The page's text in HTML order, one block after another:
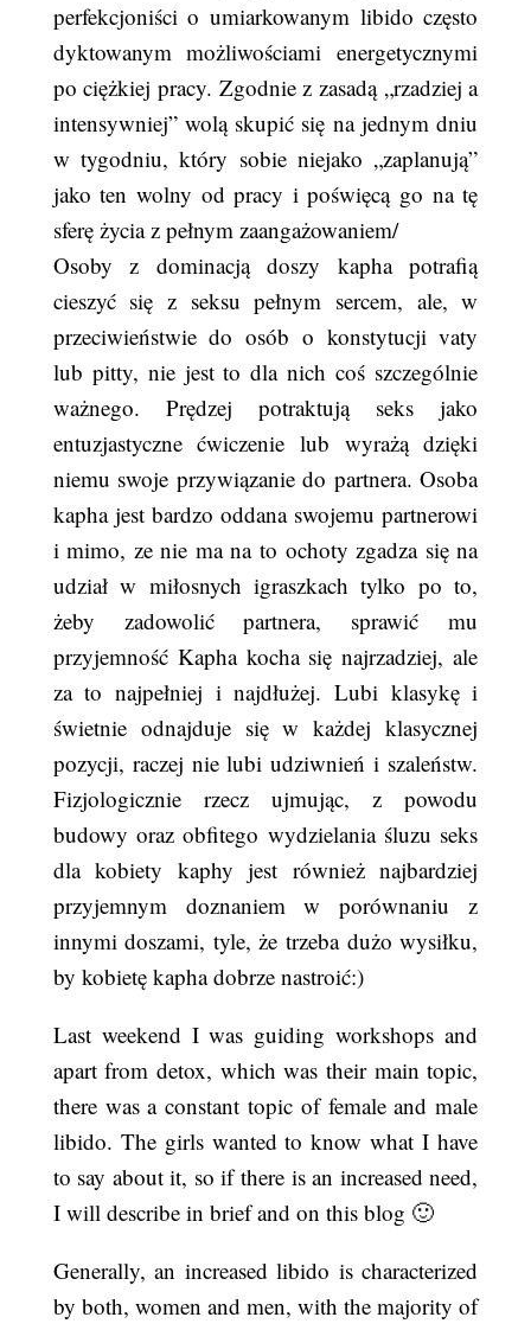
perfekcjoniści o umiarkowanym libido często
dyktowanym możliwościami energetycznymi
po ciężkiej pracy. Zgodnie z zasadą „rzadziej a
intensywniej” wolą skupić się na jednym dniu
w tygodniu, który sobie niejako „zaplanują”
jako ten wolny od pracy i poświęcą go na tę
sferę życia z pełnym zaangażowaniem/
Osoby z dominacją doszy kapha potrafią
cieszyć się z seksu pełnym sercem, ale, w
przeciwieństwie do osób o konstytucji vaty
lub pitty, nie jest to dla nich coś szczególnie
ważnego. Prędzej potraktują seks jako
entuzjastyczne ćwiczenie lub wyrażą dzięki
niemu swoje przywiązanie do partnera. Osoba
kapha jest bardzo oddana swojemu partnerowi
i mimo, ze nie ma na to ochoty zgadza się na
udział w miłosnych igraszkach tylko po to,
żeby zadowolić partnera, sprawić mu
przyjemność Kapha kocha się najrzadziej, ale
za to najpełniej i najdłużej. Lubi klasykę i
świetnie odnajduje się w każdej klasycznej
pozycji, raczej nie lubi udziwnień i szaleństw.
Fizjologicznie rzecz ujmując, z powodu
budowy oraz obfitego wydzielania śluzu seks
dla kobiety kaphy jest również najbardziej
przyjemnym doznaniem w porównaniu z
innymi doszami, tyle, że trzeba dużo wysiłku,
by kobietę kapha dobrze nastroić:)
Last weekend I was guiding workshops and
apart from detox, which was their main topic,
there was a constant topic of female and male
libido. The girls wanted to know what I have
to say about it, so if there is an increased need,
I will describe in brief and on this blog 🙂
Generally, an increased libido is characterized
by both, women and men, with the majority of